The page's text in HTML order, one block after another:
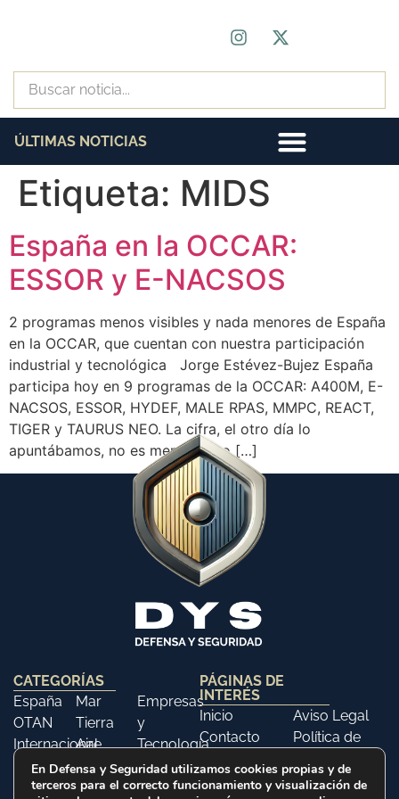
ÚLTIMAS NOTICIAS
Etiqueta: MIDS
España en la OCCAR:
ESSOR y E-NACSOS
2 programas menos visibles y nada menores de España
en la OCCAR, que cuentan con nuestra participación
industrial y tecnológica Jorge Estévez-Bujez España
participa hoy en 9 programas de la OCCAR: A400M, E-
NACSOS, ESSOR, HYDEF, MALE RPAS, MMPC, REACT,
TIGER y TAURUS NEO. La cifra, el otro día lo
apuntábamos, no es menor, pero […]
CATEGORÍAS
España
OTAN
Internacional
Opinión
Mar
Tierra
Aire
Libros
Empresas
y
Tecnología
Ferias y
Eventos
PÁGINAS DE
INTERÉS
Inicio
Contacto
Aviso Legal
Política de
Política de
En Defensa y Seguridad utilizamos cookies propias y de
terceros para el correcto funcionamiento y visualización de